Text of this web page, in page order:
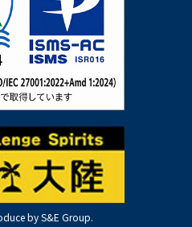
by S&E Group.